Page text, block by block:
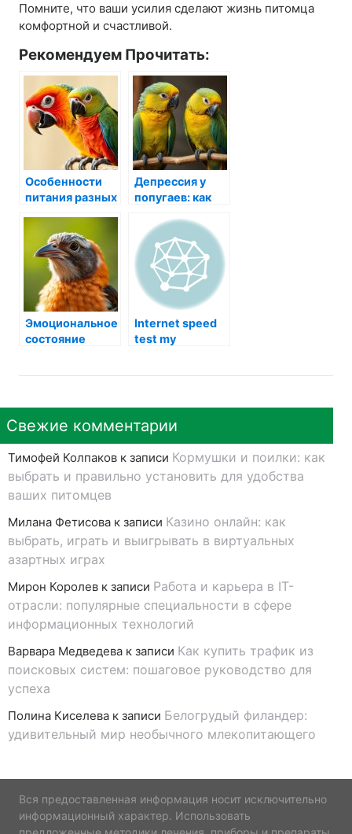
Помните, что ваши усилия сделают жизнь питомца
комфортной и счастливой.
Рекомендуем Прочитать:
Особенности
питания разных
как обеспечить
здоровое
питание вашему
пернатому
другу
Депрессия у
попугаев: как
понять и
помочь своему
пернатому
другу
Эмоциональное
состояние
Internet speed
test my
Свежие комментарии
Тимофей Колпаков к записи Кормушки и поилки: как
выбрать и правильно установить для удобства
ваших питомцев
Милана Фетисова к записи Казино онлайн: как
выбрать, играть и выигрывать в виртуальных
азартных играх
Мирон Королев к записи Работа и карьера в IT-
отрасли: популярные специальности в сфере
информационных технологий
Варвара Медведева к записи Как купить трафик из
поисковых систем: пошаговое руководство для
успеха
Полина Киселева к записи Белогрудый филандер:
удивительный мир необычного млекопитающего
Вся предоставленная информация носит исключительно
информационный характер. Использовать